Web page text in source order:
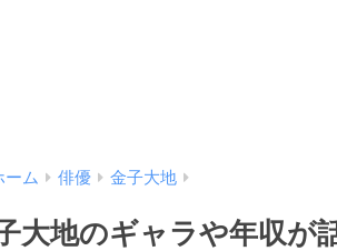
ーム 俳優 金子大地
大地のギャラや年収が